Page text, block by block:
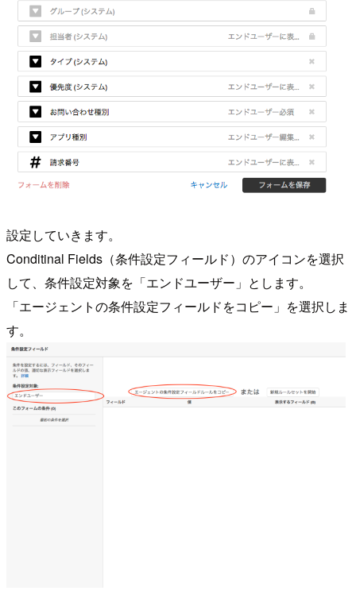
設定していきます。
Conditinal Fields（条件設定フィールド）のアイコンを選択
して、条件設定対象を「エンドユーザー」とします。
「エージェントの条件設定フィールドをコピー」を選択しま
す。